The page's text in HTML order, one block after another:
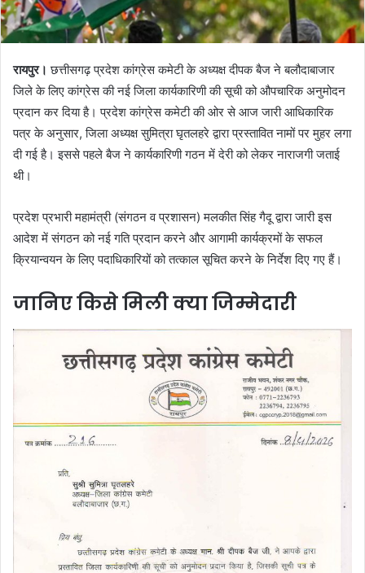
रायपुर।छत्तीसगढ़ प्रदेश कांग्रेस कमेटी के अध्यक्ष दीपक बैज ने बलौदाबाजार
जिले के लिए कांग्रेस की नई जिला कार्यकारिणी की सूची को औपचारिक अनुमोदन
प्रदान कर दिया है। प्रदेश कांग्रेस कमेटी की ओर से आज जारी आधिकारिक
पत्र के अनुसार, जिला अध्यक्ष सुमित्रा घृतलहरे द्वारा प्रस्तावित नामों पर मुहर लगा
दी गई है। इससे पहले बैज ने कार्यकारिणी गठन में देरी को लेकर नाराजगी जताई
थी।
प्रदेश प्रभारी महामंत्री (संगठन व प्रशासन) मलकीत सिंह गैदू द्वारा जारी इस
आदेश में संगठन को नई गति प्रदान करने और आगामी कार्यक्रमों के सफल
क्रियान्वयन के लिए पदाधिकारियों को तत्काल सूचित करने के निर्देश दिए गए हैं।
जानिए किसे मिली क्या जिम्मेदारी